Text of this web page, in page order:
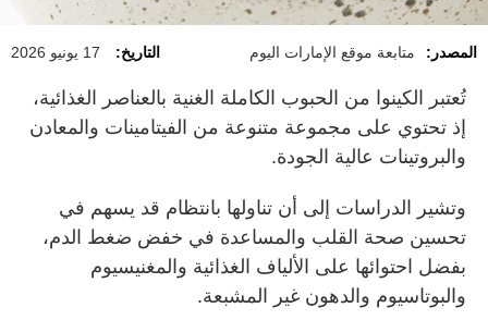
المصدر: متابعة موقع الإمارات اليوم التاريخ: 17 يونيو 2026
تُعتبر الكينوا من الحبوب الكاملة الغنية بالعناصر الغذائية،
إذ تحتوي على مجموعة متنوعة من الفيتامينات والمعادن
والبروتينات عالية الجودة.
وتشير الدراسات إلى أن تناولها بانتظام قد يسهم في
تحسين صحة القلب والمساعدة في خفض ضغط الدم،
بفضل احتوائها على الألياف الغذائية والمغنيسيوم
والبوتاسيوم والدهون غير المشبعة.